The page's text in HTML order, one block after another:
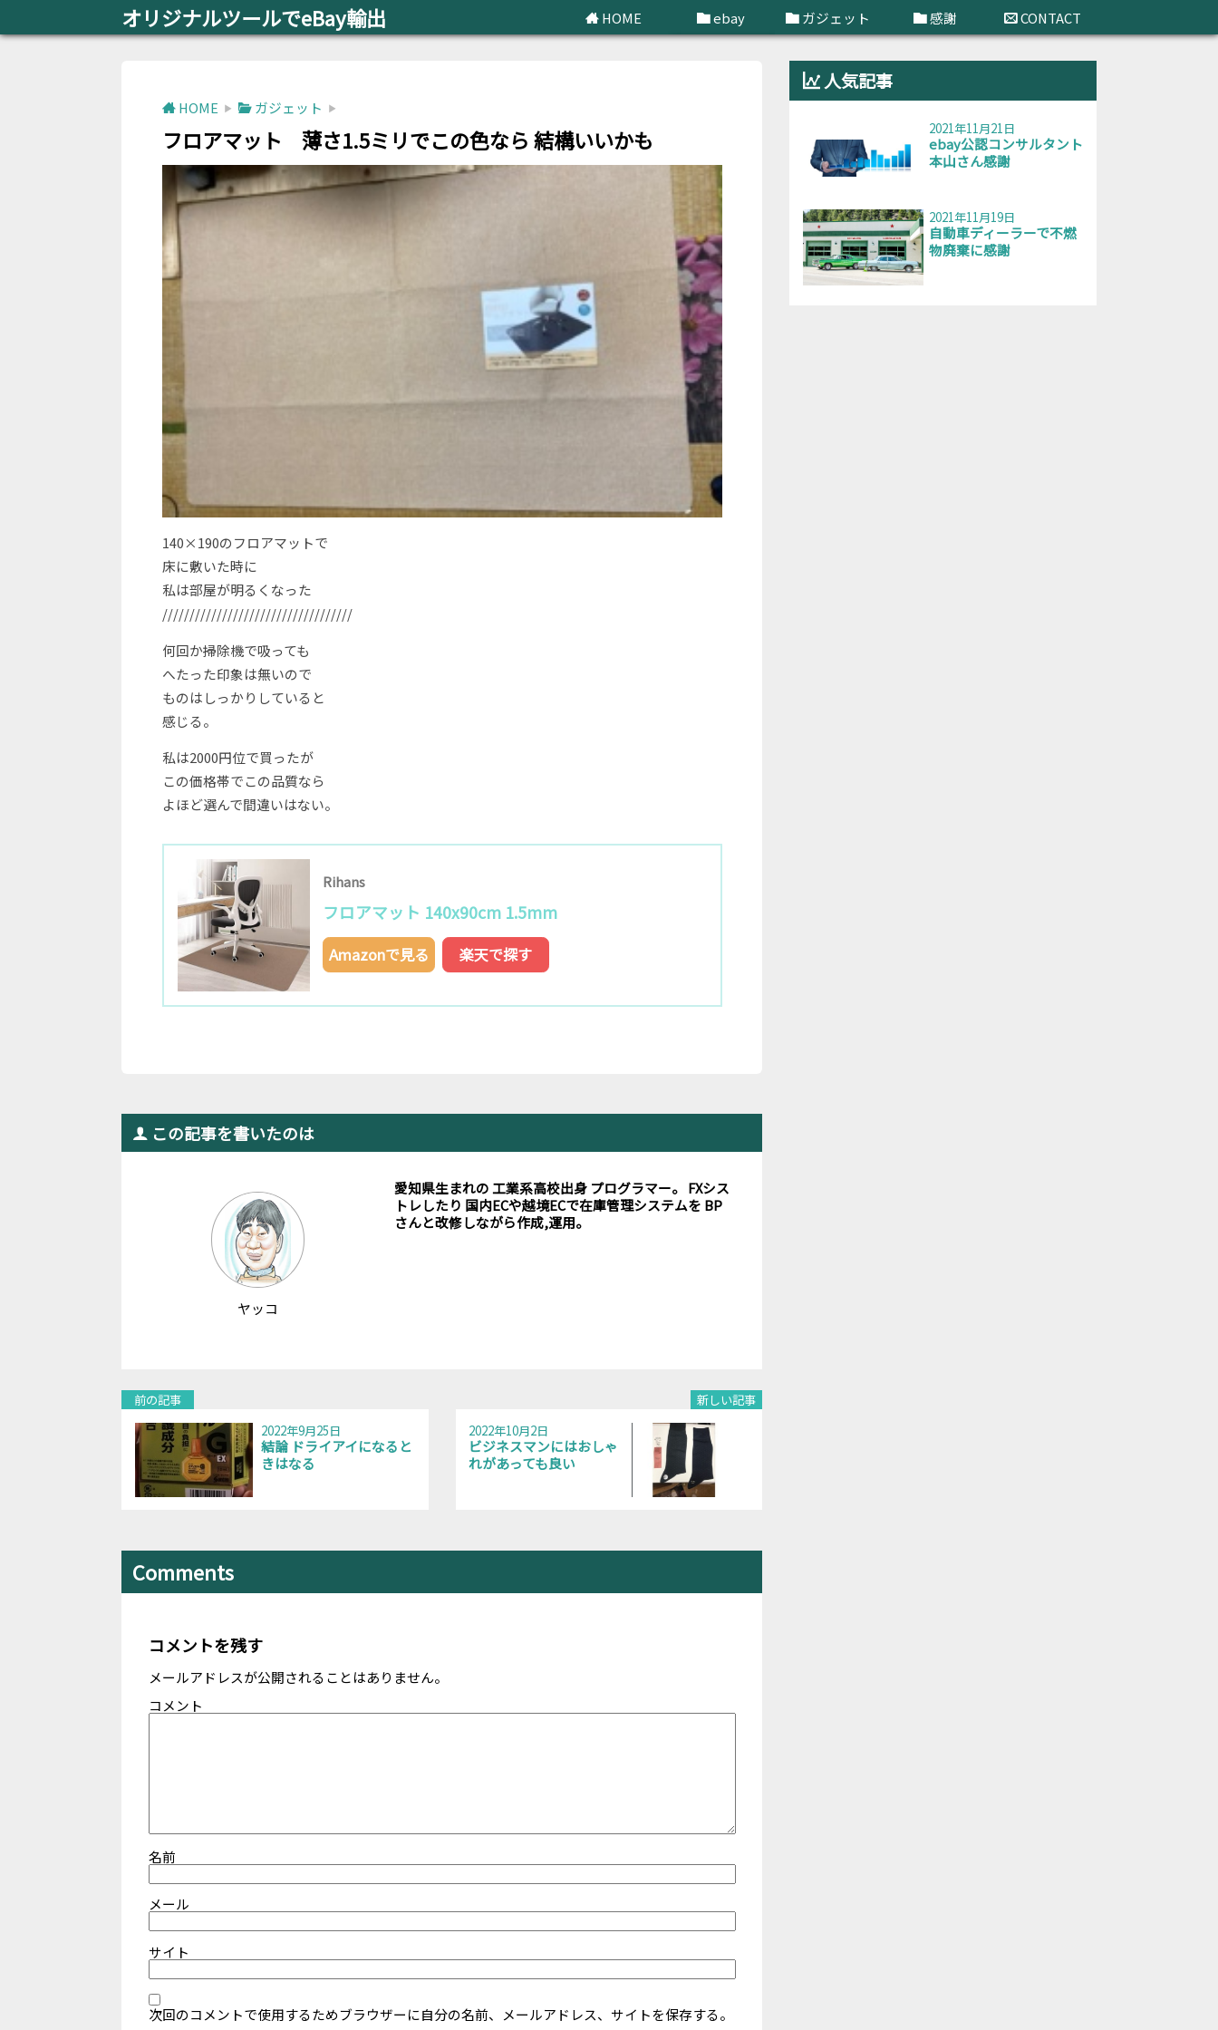
オリジナルツールでeBay輸出 HOME
ebay
ガジェット 感謝 CONTACT
HOME ガジェット
フロアマット 薄さ1.5ミリでこの色なら 結構いいかも
140×190のフロアマットで
床に敷いた時に
私は部屋が明るくなった
///////////////////////////////////
何回か掃除機で吸っても
へたった印象は無いので
ものはしっかりしていると
感じる。
私は2000円位で買ったが
この価格帯でこの品質なら
よほど選んで間違いはない。
‎Rihans
フロアマット 140x90cm 1.5mm
Amazonで見る 楽天で探す
この記事を書いたのは
ヤッコ
愛知県生まれの 工業系高校出身 プログラマー。 FXシス
トレしたり 国内ECや越境ECで在庫管理システムを BP
さんと改修しながら作成,運用。
前の記事
2022年9月25日
結論 ドライアイになると
きはなる
新しい記事
2022年10月2日
ビジネスマンにはおしゃ
れがあっても良い
Comments
コメントを残す
メールアドレスが公開されることはありません。
コメント
名前
メール
サイト
次回のコメントで使用するためブラウザーに自分の名前、メールアドレス、サイトを保存する。
人気記事
2021年11月21日
ebay公認コンサルタント
本山さん感謝
2021年11月19日
自動車ディーラーで不燃
物廃棄に感謝